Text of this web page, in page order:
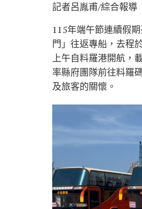
記者呂胤甫/綜合報導
115年端午節連續假
門」往返專船，去程
上午自料羅港開航，
率縣府團隊前往料羅
及旅客的關懷。